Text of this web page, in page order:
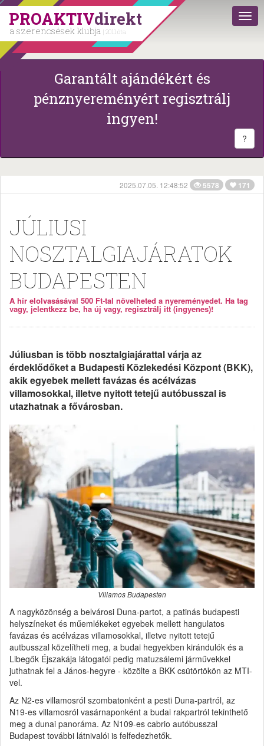
PROAKTIVdirekt
a szerencsések klubja | 2011 óta
Garantált ajándékért és
pénznyereményért regisztrálj
ingyen!
?
2025.07.05. 12:48:52 5578 171
JÚLIUSI
NOSZTALGIAJÁRATOK
BUDAPESTEN
A hír elolvasásával 500 Ft-tal növelheted a nyereményedet. Ha tag
vagy, jelentkezz be, ha új vagy, regisztrálj itt (ingyenes)!
Júliusban is több nosztalgiajárattal várja az
érdeklődőket a Budapesti Közlekedési Központ (BKK),
akik egyebek mellett favázas és acélvázas
villamosokkal, illetve nyitott tetejű autóbusszal is
utazhatnak a fővárosban.
Villamos Budapesten
A nagyközönség a belvárosi Duna-partot, a patinás budapesti
helyszíneket és műemlékeket egyebek mellett hangulatos
favázas és acélvázas villamosokkal, illetve nyitott tetejű
autbusszal közelítheti meg, a budai hegyekben kirándulók és a
Libegők Éjszakája látogatói pedig matuzsálemi járművekkel
juthatnak fel a János-hegyre - közölte a BKK csütörtökön az MTI-
vel.
Az N2-es villamosról szombatonként a pesti Duna-partról, az
N19-es villamosról vasárnaponként a budai rakpartról tekinthető
meg a dunai panoráma. Az N109-es cabrio autóbusszal
Budapest további látnivalói is felfedezhetők.